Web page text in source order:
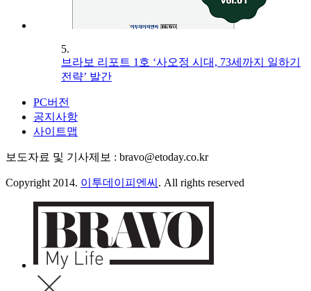
5.
브라보 리포트 1호 ‘사오정 시대, 73세까지 일하기
전략’ 발간
PC버전
공지사항
사이트맵
보도자료 및 기사제보 : bravo@etoday.co.kr
Copyright 2014. 이투데이피엔씨 . All rights reserved